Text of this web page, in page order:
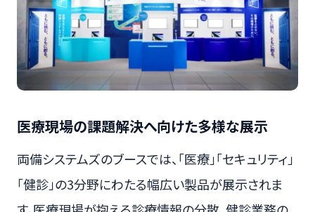
医療現場の課題解決へ向けた多様な展示
両備システムズのブースでは、「医療」「セキュリティ」
「健診」の3分野にわたる幅広い製品が展示されま